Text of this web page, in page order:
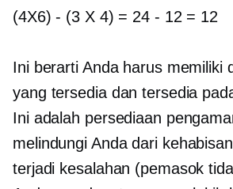
(4X6)- (3 X 4) = 24 - 12 = 12
Ini berarti Anda harus memiliki
yang tersedia dan tersedia
Ini adalah persediaan
melindungi Anda dari
terjadi kesalahan (pemasok